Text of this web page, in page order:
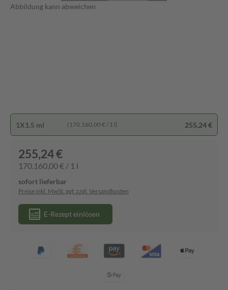
Abbildung kann abweichen
1X1.5 ml (170.160,00 € / 1 l) 255,24 €
255,24 €
170.160,00 € / 1 l
sofort lieferbar
Preise inkl. MwSt. ggf. zzgl. Versandkosten
E-Rezept einlösen